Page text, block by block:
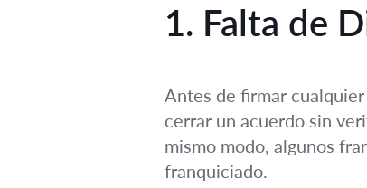
1. Falta de
Antes de firmar
cerrar un acuerdo sin
mismo modo, algunos
franquiciado.